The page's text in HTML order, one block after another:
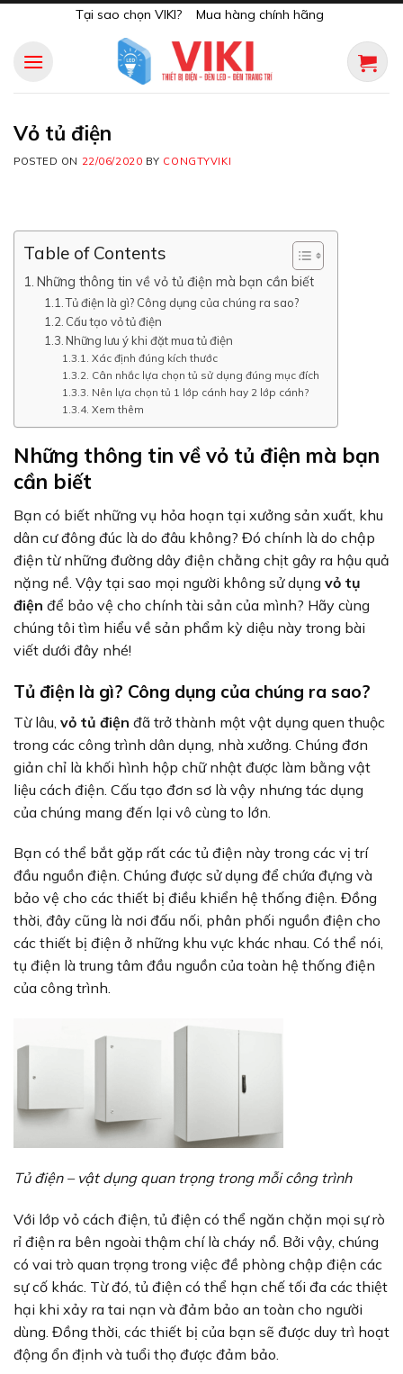
content
Tại sao chọn VIKI? Mua hàng chính hãng
Vỏ tủ điện
POSTED ON 22/06/2020 BY CONGTYVIKI
Table of Contents
Những thông tin về vỏ tủ điện mà bạn cần biết
Tủ điện là gì? Công dụng của chúng ra sao?
Cấu tạo vỏ tủ điện
Những lưu ý khi đặt mua tủ điện
Xác định đúng kích thước
Cân nhắc lựa chọn tủ sử dụng đúng mục đích
Nên lựa chọn tủ 1 lớp cánh hay 2 lớp cánh?
Xem thêm
Những thông tin về vỏ tủ điện mà bạn
cần biết
Bạn có biết những vụ hỏa hoạn tại xưởng sản xuất, khu
dân cư đông đúc là do đâu không? Đó chính là do chập
điện từ những đường dây điện chằng chịt gây ra hậu quả
nặng nề. Vậy tại sao mọi người không sử dụng vỏ tụ
điện để bảo vệ cho chính tài sản của mình? Hãy cùng
chúng tôi tìm hiểu về sản phẩm kỳ diệu này trong bài
viết dưới đây nhé!
Tủ điện là gì? Công dụng của chúng ra sao?
Từ lâu, vỏ tủ điện đã trở thành một vật dụng quen thuộc
trong các công trình dân dụng, nhà xưởng. Chúng đơn
giản chỉ là khối hình hộp chữ nhật được làm bằng vật
liệu cách điện. Cấu tạo đơn sơ là vậy nhưng tác dụng
của chúng mang đến lại vô cùng to lớn.
Bạn có thể bắt gặp rất các tủ điện này trong các vị trí
đầu nguồn điện. Chúng được sử dụng để chứa đựng và
bảo vệ cho các thiết bị điều khiển hệ thống điện. Đồng
thời, đây cũng là nơi đấu nối, phân phối nguồn điện cho
các thiết bị điện ở những khu vực khác nhau. Có thể nói,
tụ điện là trung tâm đầu nguồn của toàn hệ thống điện
của công trình.
Tủ điện – vật dụng quan trọng trong mỗi công trình
Với lớp vỏ cách điện, tủ điện có thể ngăn chặn mọi sự rò
rỉ điện ra bên ngoài thậm chí là cháy nổ. Bởi vậy, chúng
có vai trò quan trọng trong việc đề phòng chập điện các
sự cố khác. Từ đó, tủ điện có thể hạn chế tối đa các thiệt
hại khi xảy ra tai nạn và đảm bảo an toàn cho người
dùng. Đồng thời, các thiết bị của bạn sẽ được duy trì hoạt
động ổn định và tuổi thọ được đảm bảo.